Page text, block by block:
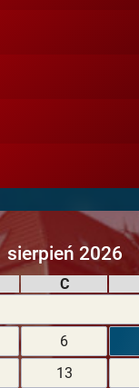
sierpień 2026
C
6
13